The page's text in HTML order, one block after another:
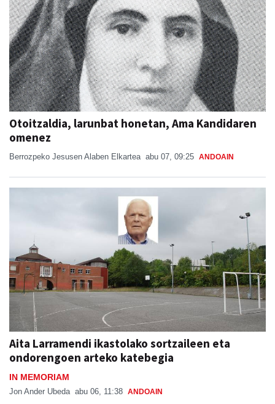
Otoitzaldia, larunbat honetan, Ama Kandidaren
omenez
Berrozpeko Jesusen Alaben Elkartea abu 07, 09:25 ANDOAIN
Aita Larramendi ikastolako sortzaileen eta
ondorengoen arteko katebegia
IN MEMORIAM
Jon Ander Ubeda abu 06, 11:38 ANDOAIN